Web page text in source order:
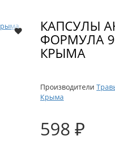
КАПСУЛЫ
ФОРМУЛА
КРЫМА
Производители
Крыма
598 ₽